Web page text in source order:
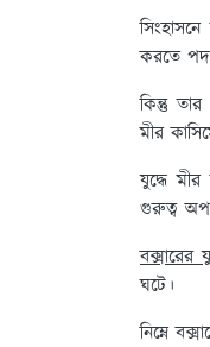
করতে
কিন্তু
মীর
যুদ্ধে
গুরুত্ব
বক্সারের
ঘটে।
নিম্নে